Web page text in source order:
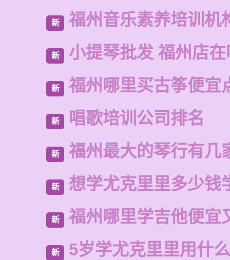
新 福州音乐素养培训机
新 小提琴批发 福州店
新 福州哪里买古筝便宜
新 唱歌培训公司排名
新 福州最大的琴行有几
新 想学尤克里里多少钱
新 福州哪里学吉他便宜
新 5岁学尤克里里用什